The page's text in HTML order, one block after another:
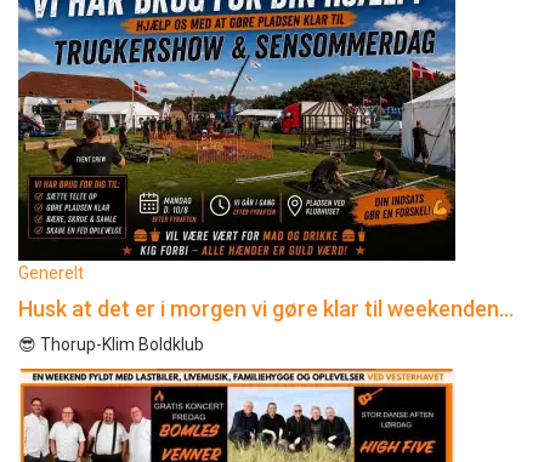
Generelt
Husk at det er i morgen vi gøre klar til weekenden…
😎 Thorup-Klim Boldklub